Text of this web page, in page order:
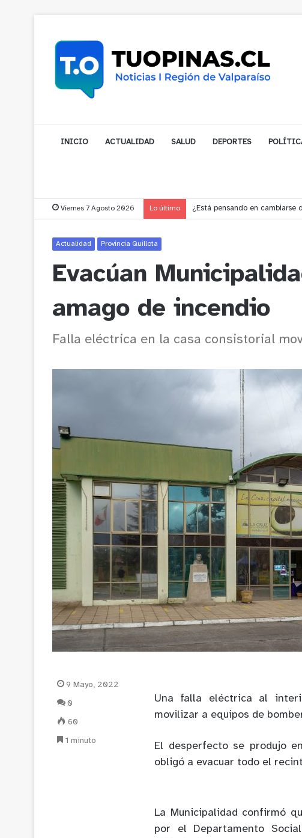
INICIO ACTUALIDAD SALUD DEPORTES
Viernes 7 Agosto 2026 Lo último Gobernador compromete
Actualidad Provincia Quillota
Evacúan
amago de incendio
Falla eléctrica en la casa consistorial
Una falla eléctrica al
movilizar a equipos de
El desperfecto se produjo
obligó a evacuar todo el
La Municipalidad confirmó
por el Departamento
9 Mayo, 2022
0
60
1 minuto